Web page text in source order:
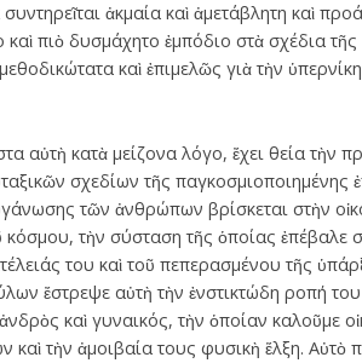
ἀκμαία καὶ ἀμετάβλητη καὶ
πιὸ δυσμάχητο ἐμπόδιο στὰ σχέδια
καὶ ἐπιμελῶς γιὰ τὴν
αὐτὴ κατὰ μείζονα λόγο, ἔχει θεία τὴν
σχεδίων τῆς
τῶν ἀνθρώπων βρίσκεται στὴν
κόσμου, τὴν σύσταση τῆς ὁποίας ἐπέβαλε
του καὶ τοῦ πεπερασμένου τῆς
ἔστρεψε αὐτὴ τὴν ἐνστικτώδη ροπή
καὶ γυναικός, τὴν ὁποίαν καλοῦμε
τὴν ἀμοιβαία τους φυσικὴ ἕλξη. Αὐτὸ